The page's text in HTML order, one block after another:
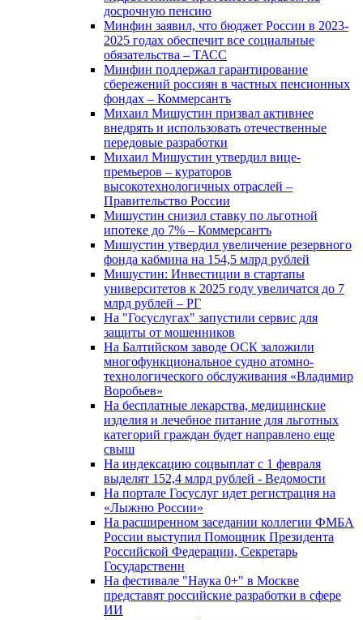
досрочную пенсию
Минфин заявил, что бюджет России в 2023-
2025 годах обеспечит все социальные
обязательства – ТАСС
Минфин поддержал гарантирование
сбережений россиян в частных пенсионных
фондах – Коммерсантъ
Михаил Мишустин призвал активнее
внедрять и использовать отечественные
передовые разработки
Михаил Мишустин утвердил вице-
премьеров – кураторов
высокотехнологичных отраслей –
Правительство России
Мишустин снизил ставку по льготной
ипотеке до 7% – Коммерсантъ
Мишустин утвердил увеличение резервного
фонда кабмина на 154,5 млрд рублей
Мишустин: Инвестиции в стартапы
университетов к 2025 году увеличатся до 7
млрд рублей – РГ
На "Госуслугах" запустили сервис для
защиты от мошенников
На Балтийском заводе ОСК заложили
многофункциональное судно атомно-
технологического обслуживания «Владимир
Воробьев»
На бесплатные лекарства, медицинские
изделия и лечебное питание для льготных
категорий граждан будет направлено еще
свыш
На индексацию соцвыплат с 1 февраля
выделят 152,4 млрд рублей - Ведомости
На портале Госуслуг идет регистрация на
«Лыжню России»
На расширенном заседании коллегии ФМБА
России выступил Помощник Президента
Российской Федерации, Секретарь
Государственн
На фестивале "Наука 0+" в Москве
представят российские разработки в сфере
ИИ